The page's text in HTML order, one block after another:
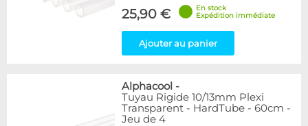
25,90 €
En stock
Expédition immédiate
Ajouter au panier
Alphacool -
Tuyau Rigide 10/13mm Plexi
Transparent - HardTube - 60cm -
Jeu de 4